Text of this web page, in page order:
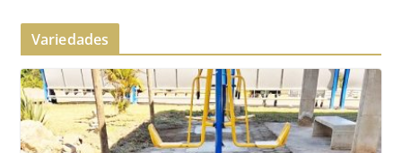
Variedades